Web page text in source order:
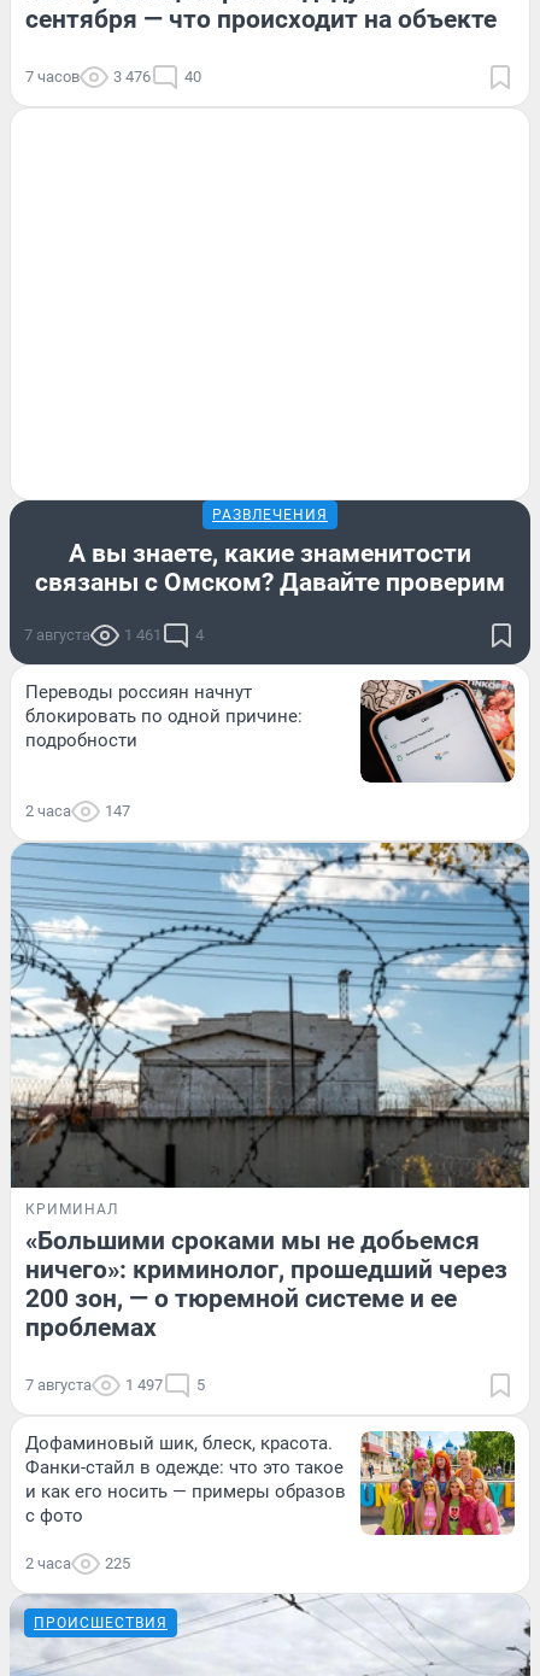
сентября — что происходит на объекте
7 часов 3 476 40
РАЗВЛЕЧЕНИЯ
А вы знаете, какие знаменитости
связаны с Омском? Давайте проверим
7 августа 1 461 4
Переводы россиян начнут
блокировать по одной причине:
подробности
2 часа 147
КРИМИНАЛ
«Большими сроками мы не добьемся
ничего»: криминолог, прошедший через
200 зон, — о тюремной системе и ее
проблемах
7 августа 1 497 5
Дофаминовый шик, блеск, красота.
Фанки-стайл в одежде: что это такое
и как его носить — примеры образов
с фото
2 часа 225
ПРОИСШЕСТВИЯ